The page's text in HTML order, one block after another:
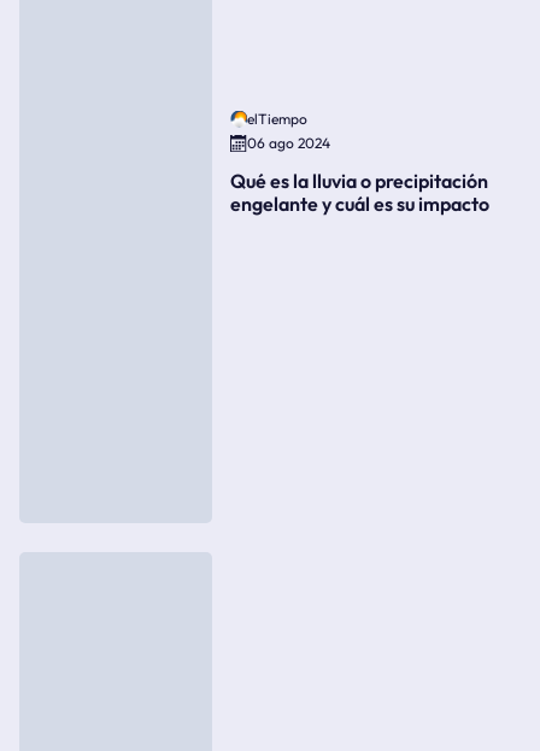
elTiempo
06 ago 2024
Qué es la lluvia o precipitación
engelante y cuál es su impacto